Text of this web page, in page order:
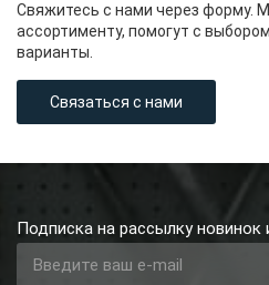
Свяжитесь с нами через форму.
ассортименту, помогут с
варианты.
Связаться с нами
Подписка на рассылку новинок